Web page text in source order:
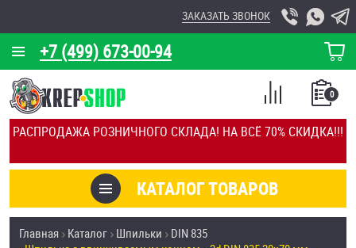
РАСПРОДАЖА РОЗНИЧНОГО СКЛАДА! НА ВСЁ 70% СКИДКА!!!
+7 (499) 673-00-94
ЗАКАЗАТЬ ЗВОНОК
КОРЗИНА
О КОМПАНИИ
КАЛЬКУЛЯТОР
ОТЗЫВЫ
УСЛУГИ
КАТАЛОГ ТОВАРОВ
0
СПИСОК
СРАВНЕНИЕ
Товары со скидкой
Главная Каталог Шпильки
DIN 835